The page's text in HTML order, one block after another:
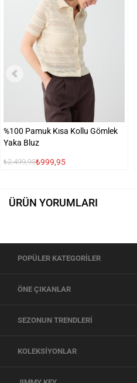
%100 Pamuk Kısa Kollu Gömlek
Yaka Bluz
₺2.499,95₺999,95
ÜRÜN YORUMLARI
POPÜLER KATEGORİLER
ÖNE ÇIKANLAR
SEZONUN TRENDLERİ
KOLEKSİYONLAR